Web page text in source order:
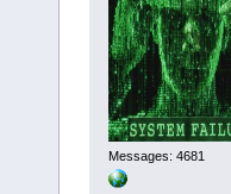
Messages: 4681